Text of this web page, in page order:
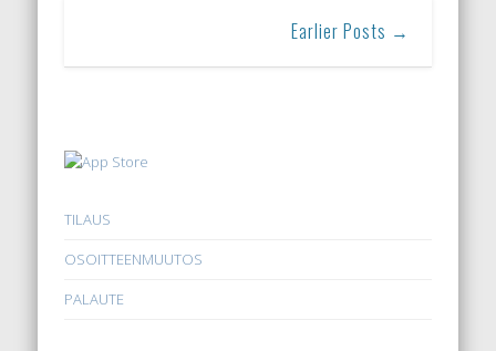
Earlier Posts →
TILAUS
OSOITTEENMUUTOS
PALAUTE